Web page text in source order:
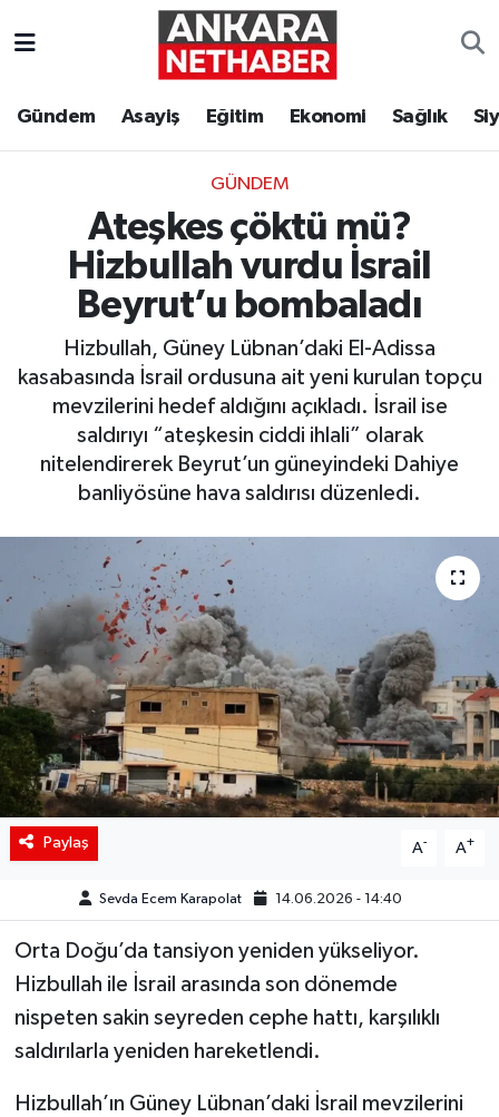
Gündem Asayiş Eğitim Ekonomi Sağlık
GÜNDEM
Ateşkes çöktü mü?
Hizbullah vurdu İsrail
Beyrut’u bombaladı
Hizbullah, Güney Lübnan’daki El-Adissa
kasabasında İsrail ordusuna ait yeni kurulan topçu
mevzilerini hedef aldığını açıkladı. İsrail ise
saldırıyı “ateşkesin ciddi ihlali” olarak
nitelendirerek Beyrut’un güneyindeki Dahiye
banliyösüne hava saldırısı düzenledi.
Paylaş A- A+
Sevda Ecem Karapolat 14.06.2026 - 14:40
Orta Doğu’da tansiyon yeniden yükseliyor.
Hizbullah ile İsrail arasında son dönemde
nispeten sakin seyreden cephe hattı, karşılıklı
saldırılarla yeniden hareketlendi.
Hizbullah’ın Güney Lübnan’daki İsrail mevzilerini
Ekonomi
Gündem
Kim Kimdir Nereli
Resmi İlanlar
Sağlık
Siyaset
Spor
Teknoloji
Yaşam
Ankara Hava Durumu
Tüm Manşetler
Son Dakika Haberleri
Haber Arşivi